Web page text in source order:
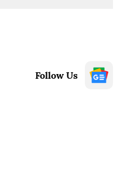
Follow Us